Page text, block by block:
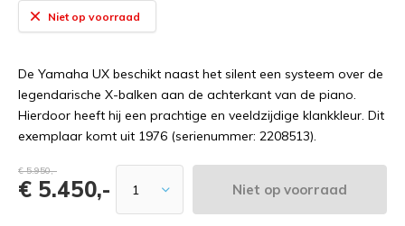
Niet op voorraad
De Yamaha UX beschikt naast het silent een systeem over de
legendarische X-balken aan de achterkant van de piano.
Hierdoor heeft hij een prachtige en veeldzijdige klankkleur. Dit
exemplaar komt uit 1976 (serienummer: 2208513).
€ 5.950,-
€ 5.450,- Niet op voorraad